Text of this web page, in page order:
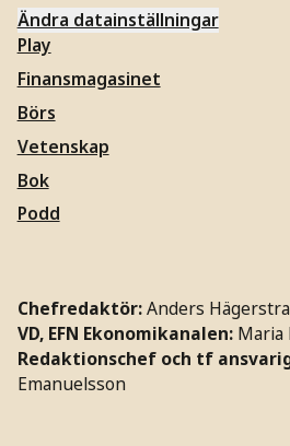
Ändra datainställningar
Play
Finansmagasinet
Börs
Vetenskap
Bok
Podd
Chefredaktör:Anders
VD, EFN Ekonomikanalen: Maria
Redaktionschef och tf
Emanuelsson